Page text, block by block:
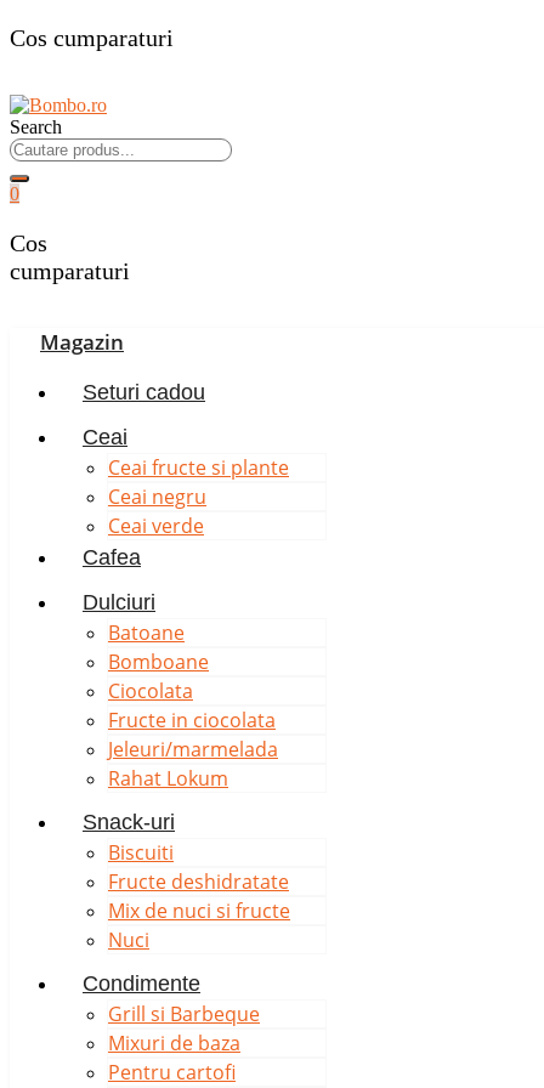
Cos cumparaturi
Search
0
Cos
cumparaturi
Magazin
Seturi cadou
Ceai
Ceai fructe si plante
Ceai negru
Ceai verde
Cafea
Dulciuri
Batoane
Bomboane
Ciocolata
Fructe in ciocolata
Jeleuri/marmelada
Rahat Lokum
Snack-uri
Biscuiti
Fructe deshidratate
Mix de nuci si fructe
Nuci
Condimente
Grill si Barbeque
Mixuri de baza
Pentru cartofi